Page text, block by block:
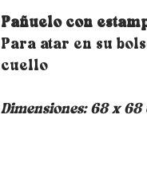
Pañuelo con
Para atar en su
cuello
Dimensiones: 68 x 68